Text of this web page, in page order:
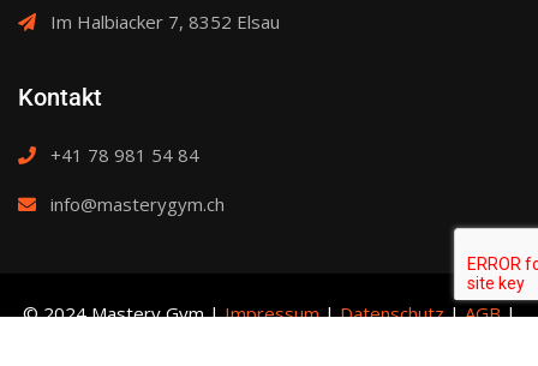
Im Halbiacker 7, 8352 Elsau
Kontakt
+41 78 981 54 84
info@masterygym.ch
© 2024 Mastery Gym |Impressum|Datenschutz|AGB|